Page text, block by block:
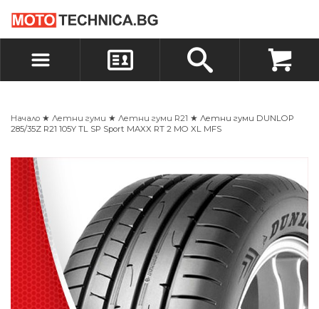
ВХОД
БЪРЗА ПОРЪЧКА ПОРЪЧКА
Начало ★ Летни гуми ★ Летни гуми R21 ★ Летни гуми DUNLOP
285/35Z R21 105Y TL SP Sport MAXX RT 2 MO XL MFS